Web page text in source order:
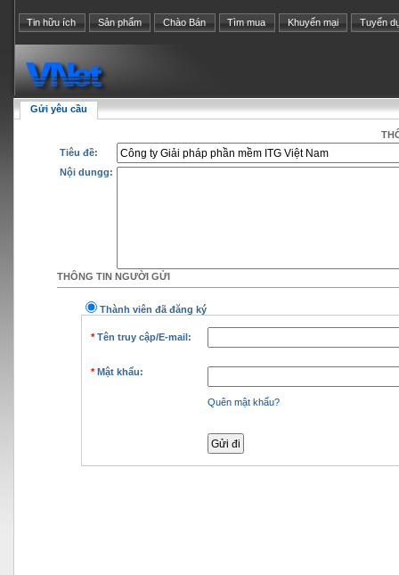
Tin hữu ích Sản phẩm Chào Bán Tìm mua Khuyến mại Tuyển
Gửi yêu cầu
Tiêu đề:
Nội dungg:
THÔNG TIN NGƯỜI GỬI
Thành viên đã đăng ký
*Tên truy cập/E-mail:
* Mật khẩu:
Quên mật khẩu?